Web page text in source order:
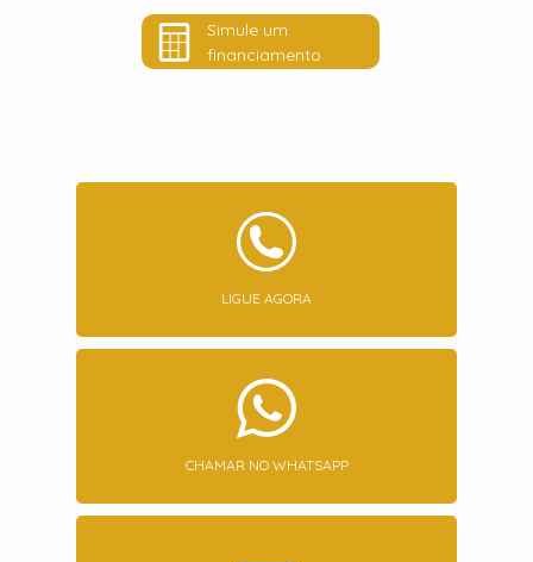
Simule um
financiamento
LIGUE AGORA
CHAMAR NO WHATSAPP